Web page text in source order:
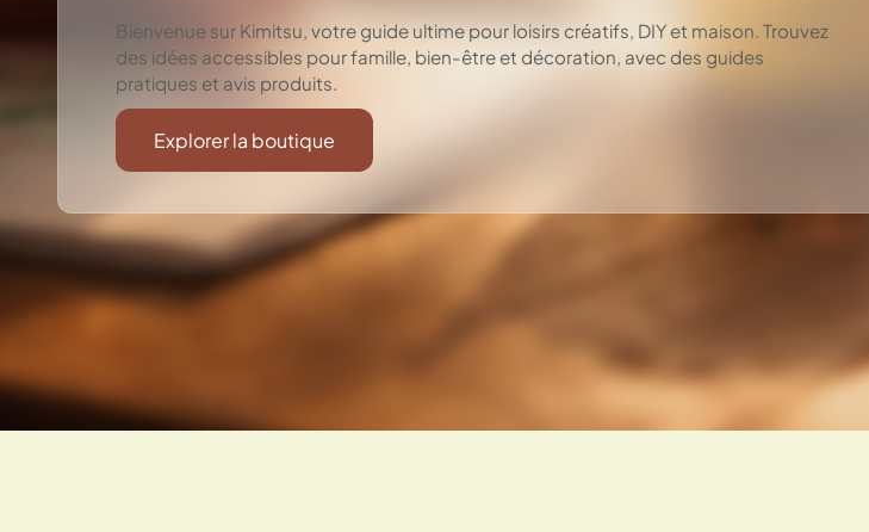
Bienvenue sur Kimitsu, votre guide ultime pour loisirs créatifs, DIY et maison. Trouvez
des idées accessibles pour famille, bien-être et décoration, avec des guides
pratiques et avis produits.
Explorer la boutique